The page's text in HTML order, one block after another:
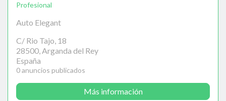
Profesional
Auto Elegant
C/ Rio Tajo, 18
28500, Arganda del Rey
España
0 anuncios publicados
Más información